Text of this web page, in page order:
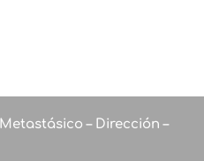
– Dirección –